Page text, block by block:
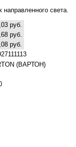
света.
руб.
руб.
руб.
(ВАРТОН)